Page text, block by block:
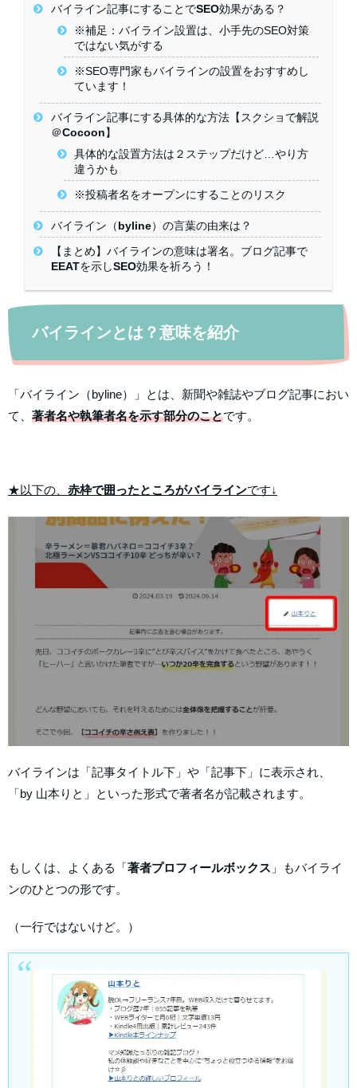
バイライン記事にすることでSEO効果がある？
※補足：バイライン設置は、小手先のSEO対策
ではない気がする
※SEO専門家もバイラインの設置をおすすめし
ています！
バイライン記事にする具体的な方法【スクショで解説
＠Cocoon】
具体的な設置方法は２ステップだけど…やり方
違うかも
※投稿者名をオープンにすることのリスク
バイライン（byline）の言葉の由来は？
【まとめ】バイラインの意味は署名。ブログ記事で
EEATを示しSEO効果を祈ろう！
バイラインとは？意味を紹介
「バイライン（byline）」とは、新聞や雑誌やブログ記事におい
て、 著者名や執筆者名を示す部分のことです。
★以下の、 赤枠で囲ったところがバイラインです↓
バイラインは「記事タイトル下」や「記事下」に表示され、
「by 山本りと」といった形式で著者名が記載されます。
もしくは、よくある「著者プロフィールボックス 」もバイライ
ンのひとつの形です。
（一行ではないけど。）